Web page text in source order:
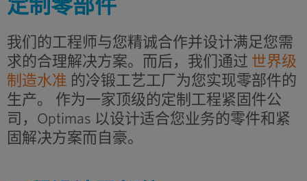
定制零部件
我们的工程师与您精诚合作并设计满足您需
求的合理解决方案。而后，我们通过 世界级
制造水准 的冷锻工艺工厂为您实现零部件的
生产。 作为一家顶级的定制工程紧固件公
司，Optimas 以设计适合您业务的零件和紧
固解决方案而自豪。